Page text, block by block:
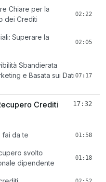
Chiare per la
dei Crediti
02:22
Superare la
02:05
Sbandierata
e Basata sui Dati07:17
Crediti
17:32
fai da te 01:58
svolto
dipendente
01:18